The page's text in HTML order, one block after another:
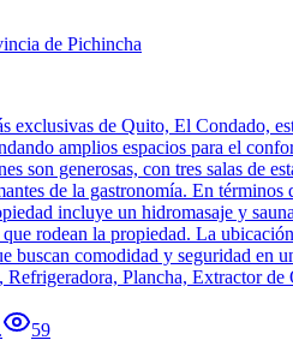
de Pichincha
exclusivas de Quito, El Condado,
amplios espacios para el
son generosas, con tres salas de
de la gastronomía. En
incluye un hidromasaje y
rodean la propiedad. La
buscan comodidad y seguridad en
Plancha, Extractor de
59